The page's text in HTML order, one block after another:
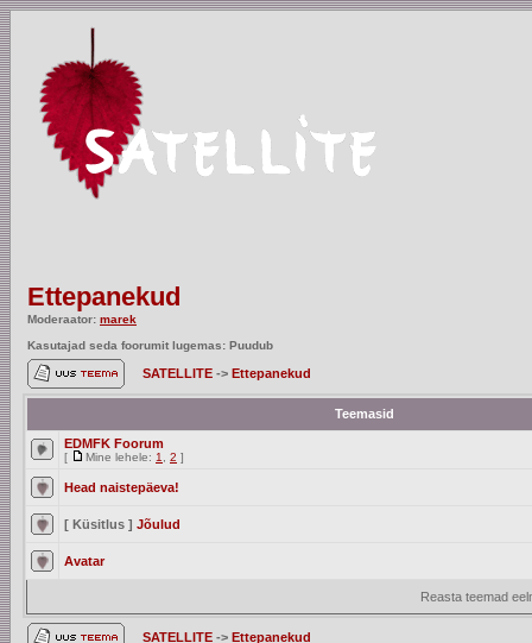
Ettepanekud
Moderaator: marek
Kasutajad seda foorumit lugemas: Puudub
SATELLITE -> Ettepanekud
Teemasid
EDMFK Foorum
[ Mine lehele: 1 2 ]
Head naistepäeva!
[ Küsitlus ] Jõulud
Avatar
Reasta teemad
SATELLITE -> Ettepanekud